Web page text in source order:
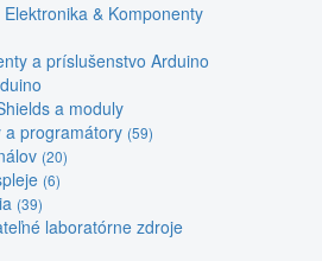
& Komponenty
a príslušenstvo Arduino
a moduly
a programátory (59)
(20)
(6)
(39)
laboratórne zdroje